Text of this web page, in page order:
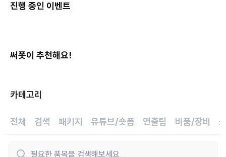
진행 중인 이벤트
써폿이 추천해요!
카테고리
전체 검색 패키지 유튜브/숏폼 연출팀 비품/장비